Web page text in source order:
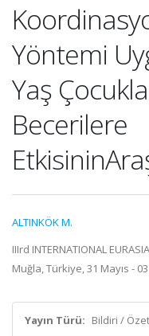
Yöntemi
Yaş
Becerilere
ALTINKÖK M.
IIIrd INTERNATIONAL
Muğla, Türkiye, 31 Mayıs -
Yayın Türü: Bildiri /